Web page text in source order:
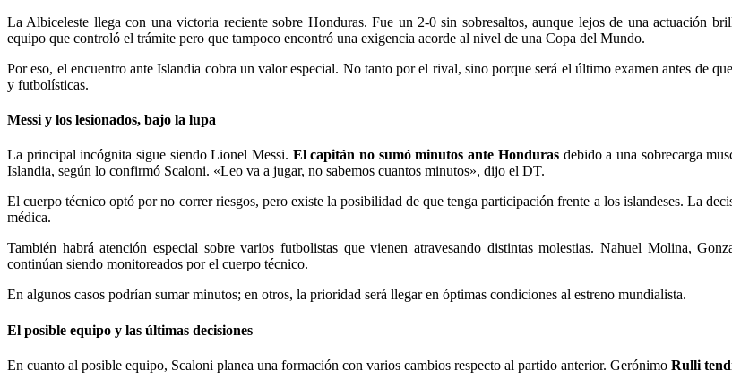
La Albiceleste llega con una victoria reciente sobre Honduras. Fue un 2-0 sin sobresaltos, aunque lejos de una actuación
equipo que controló el trámite pero que tampoco encontró una exigencia acorde al nivel de una Copa del Mundo.
Por eso, el encuentro ante Islandia cobra un valor especial. No tanto por el rival, sino porque será el último examen antes de
y futbolísticas.
Messi y los lesionados, bajo la lupa
La principal incógnita sigue siendo Lionel Messi. El capitán no sumó minutos ante Honduras debido a una sobrecarga
Islandia, según lo confirmó Scaloni. «Leo va a jugar, no sabemos cuantos minutos», dijo el DT.
El cuerpo técnico optó por no correr riesgos, pero existe la posibilidad de que tenga participación frente a los islandeses. La
médica.
También habrá atención especial sobre varios futbolistas que vienen atravesando distintas molestias. Nahuel Molina,
continúan siendo monitoreados por el cuerpo técnico.
En algunos casos podrían sumar minutos; en otros, la prioridad será llegar en óptimas condiciones al estreno mundialista.
El posible equipo y las últimas decisiones
En cuanto al posible equipo, Scaloni planea una formación con varios cambios respecto al partido anterior. Gerónimo Rulli